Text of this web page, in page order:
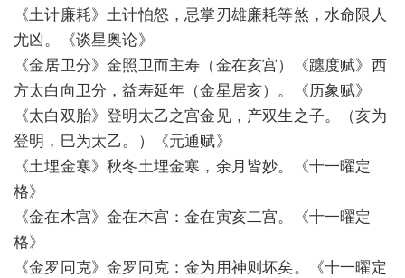
《土计廉耗》土计怕怒，忌掌刃雄廉耗等煞，水命限人
尤凶。《谈星奥论》
《金居卫分》金照卫而主寿（金在亥宫）《躔度赋》西
方太白向卫分，益寿延年（金星居亥）。《历象赋》
《太白双胎》登明太乙之宫金见，产双生之子。（亥为
登明，巳为太乙。）《元通赋》
《土埋金寒》秋冬土埋金寒，余月皆妙。《十一曜定
格》
《金在木宫》金在木宫：金在寅亥二宫。《十一曜定
格》
《金罗同克》金罗同克：金为用神则坏矣。《十一曜定